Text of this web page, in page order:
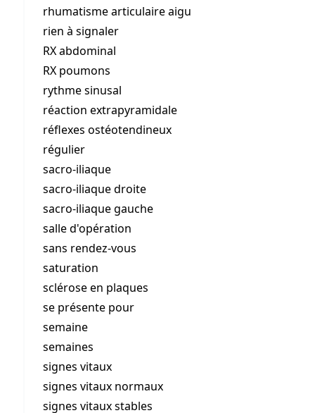
rhumatisme articulaire aigu
rien à signaler
RX abdominal
RX poumons
rythme sinusal
réaction extrapyramidale
réflexes ostéotendineux
régulier
sacro-iliaque
sacro-iliaque droite
sacro-iliaque gauche
salle d'opération
sans rendez-vous
saturation
sclérose en plaques
se présente pour
semaine
semaines
signes vitaux
signes vitaux normaux
signes vitaux stables